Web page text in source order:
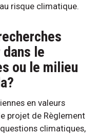
risque climatique.
le
ou le milieu
en valeurs
projet de Règlement
climatiques,